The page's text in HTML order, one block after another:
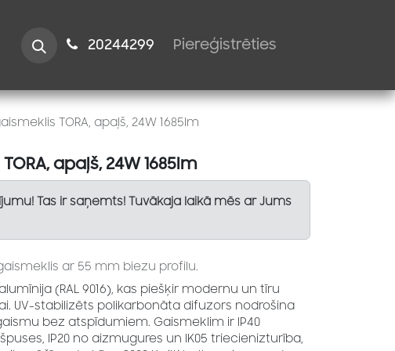
2024​​4299 Piereģistrēties
TORA, apaļš, 24W 1685lm
apaļš, 24W 1685lm
Tas ir saņemts! Tuvākaja laikā mēs ar Jums
ar 55 mm biezu profilu.
(RAL 9016), kas piešķir modernu un tīru
UV-stabilizēts polikarbonāta difuzors nodrošina
bez atspīdumiem. Gaismeklim ir IP40
IP20 no aizmugures un IK05 triecienizturība,